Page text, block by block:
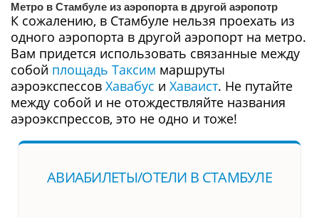
Метро в Стамбуле из аэропорта в другой аэропотр
К сожалению, в Стамбуле нельзя проехать из
одного аэропорта в другой аэропорт на метро.
Вам придется использовать связанные между
собой площадь Таксим маршруты
аэроэкспессов Хавабус и Хаваист. Не путайте
между собой и не отождествляйте названия
аэроэкспрессов, это не одно и тоже!
АВИАБИЛЕТЫ/ОТЕЛИ В СТАМБУЛЕ